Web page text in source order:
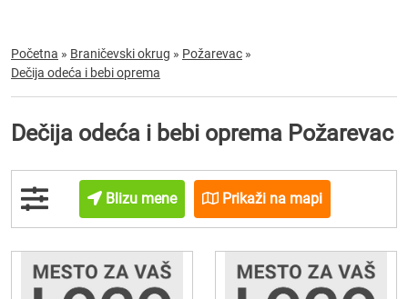
Početna » Braničevski okrug » Požarevac »
Dečija odeća i bebi oprema
Dečija odeća i bebi oprema Požarevac
Blizu mene Prikaži na mapi